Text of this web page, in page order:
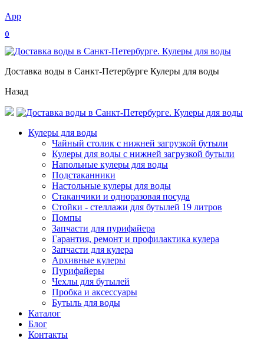
App
0
Доставка воды в Санкт-Петербурге Кулеры для воды
Назад
Кулеры для воды
Чайный столик с нижней загрузкой бутыли
Кулеры для воды с нижней загрузкой бутыли
Напольные кулеры для воды
Подстаканники
Настольные кулеры для воды
Стаканчики и одноразовая посуда
Стойки - стеллажи для бутылей 19 литров
Помпы
Запчасти для пурифайера
Гарантия, ремонт и профилактика кулера
Запчасти для кулера
Архивные кулеры
Пурифайеры
Чехлы для бутылей
Пробка и аксессуары
Бутыль для воды
Каталог
Блог
Контакты